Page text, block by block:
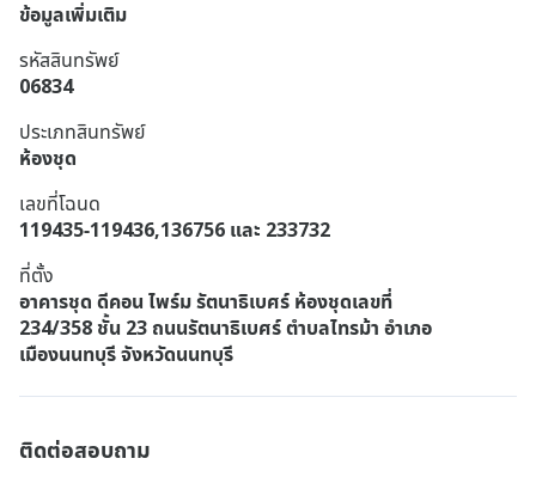
ข้อมูลเพิ่มเติม
รหัสสินทรัพย์
06834
ประเภทสินทรัพย์
ห้องชุด
เลขที่โฉนด
119435-119436,136756 และ 233732
ที่ตั้ง
อาคารชุด ดีคอน ไพร์ม รัตนาธิเบศร์ ห้องชุดเลขที่
234/358 ชั้น 23 ถนนรัตนาธิเบศร์ ตำบลไทรม้า อำเภอ
เมืองนนทบุรี จังหวัดนนทบุรี
ติดต่อสอบถาม